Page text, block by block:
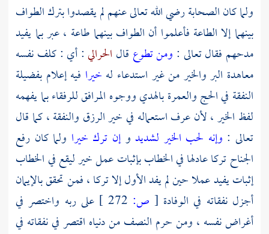
ولما كان الصحابة رضي الله تعالى عنهم لم يقصدوا بترك الطواف
بينهما إلا الطاعة فأعلموا أن الطواف بينهما طاعة ، عبر بما يفيد
مدحهم فقال تعالى : ومن تطوع قال الحرالي: أي : كلف نفسه
معاهدة البر والخير من غير استدعاء له خيرا فيه إعلام بفضيلة
النفقة في الحج والعمرة بالهدي ووجوه المرافق للرفقاء بما يفهمه
لفظ الخير ، لأن عرف استعماله في خير الرزق والنفقة ، كما قال
تعالى : وإنه لحب الخير لشديد وإن ترك خيرا ولما كان رفع
الجناح تركا عادلها في الخطاب بإثبات عمل خير ليقع في الخطاب
إثبات يفيد عملا حين لم يفد الأول إلا تركا ، فمن تحقق بالإيمان
أجزل نفقاته في الوفادة [ ص:
على ربه واختصر في
أغراض نفسه ، ومن حرم النصف من دنياه اقتصر في نفقاته في